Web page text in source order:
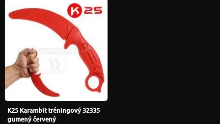
K25 Karambit tréningový 32335
gumený červený